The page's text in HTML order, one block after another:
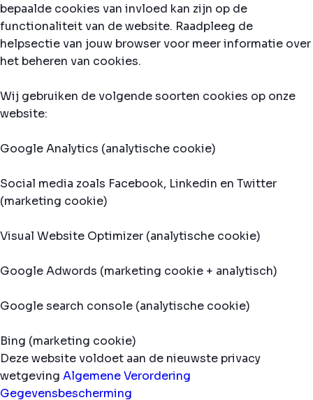
bepaalde cookies van invloed kan zijn op de
functionaliteit van de website. Raadpleeg de
helpsectie van jouw browser voor meer informatie over
het beheren van cookies.
Wij gebruiken de volgende soorten cookies op onze
website:
Google Analytics (analytische cookie)
Social media zoals Facebook, Linkedin en Twitter
(marketing cookie)
Visual Website Optimizer (analytische cookie)
Google Adwords (marketing cookie + analytisch)
Google search console (analytische cookie)
Bing (marketing cookie)
Deze website voldoet aan de nieuwste privacy
wetgeving Algemene Verordering
Gegevensbescherming